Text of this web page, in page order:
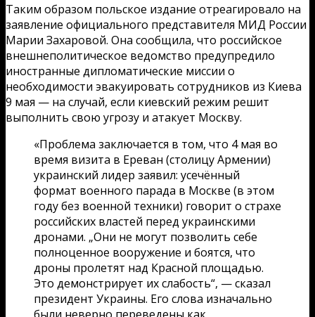
Таким образом польское издание отреагировало на
заявление официального представителя МИД России
Марии Захаровой. Она сообщила, что российское
внешнеполитическое ведомство предупредило
иностранные дипломатические миссии о
необходимости эвакуировать сотрудников из Киева
9 мая — на случай, если киевский режим решит
выполнить свою угрозу и атакует Москву.
«Проблема заключается в том, что 4 мая во
время визита в Ереван (столицу Армении)
украинский лидер заявил: усечённый
формат военного парада в Москве (в этом
году без военной техники) говорит о страхе
российских властей перед украинскими
дронами. „Они не могут позволить себе
полноценное вооружение и боятся, что
дроны пролетят над Красной площадью.
Это демонстрирует их слабость“, — сказал
президент Украины. Его слова изначально